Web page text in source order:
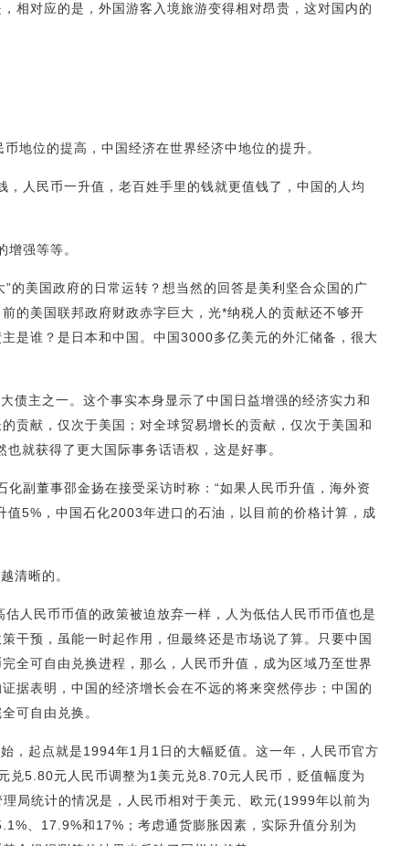
相对应的是，外国游客入境旅游变得相对昂贵，这对国内的
地位的提高，中国经济在世界经济中地位的提升。
，人民币一升值，老百姓手里的钱就更值钱了，中国的人均
增强等等。
的美国政府的日常运转？想当然的回答是美利坚合众国的广
的美国联邦政府财政赤字巨大，光*纳税人的贡献还不够开
是谁？是日本和中国。中国3000多亿美元的外汇储备，很大
债主之一。这个事实本身显示了中国日益增强的经济实力和
贡献，仅次于美国；对全球贸易增长的贡献，仅次于美国和
就获得了更大国际事务话语权，这是好事。
副董事邵金扬在接受采访时称：“如果人民币升值，海外资
值5%，中国石化2003年进口的石油，以目前的价格计算，成
清晰的。
人民币币值的政策被迫放弃一样，人为低估人民币币值也是
干预，虽能一时起作用，但最终还是市场说了算。只要中国
全可自由兑换进程，那么，人民币升值，成为区域乃至世界
据表明，中国的经济增长会在不远的将来突然停步；中国的
可自由兑换。
，起点就是1994年1月1日的大幅贬值。这一年，人民币官方
兑5.80元人民币调整为1美元兑8.70元人民币，贬值幅度为
局统计的情况是，人民币相对于美元、欧元(1999年以前为
、17.9%和17%；考虑通货膨胀因素，实际升值分别为